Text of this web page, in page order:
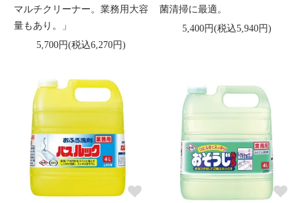
マルチクリーナー。業務用大容
量もあり。」
5,700円(税込6,270円)
菌清掃に最適。
5,400円(税込5,940円)